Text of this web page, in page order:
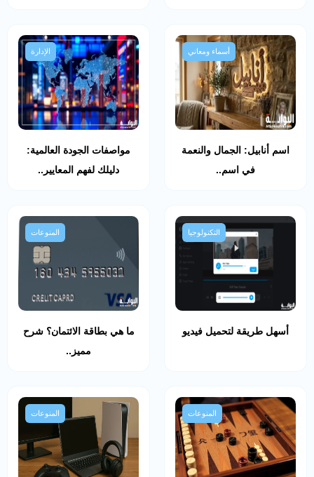
أسماء ومعاني
اسم أنابيل: الجمال والنعمة
في اسم..
الإدارة
مواصفات الجودة العالمية:
دليلك لفهم المعايير..
التكنولوجيا
أسهل طريقة لتحميل فيديو
المنوعات
ما هي بطاقة الائتمان؟ شرح
مميز..
المنوعات المنوعات